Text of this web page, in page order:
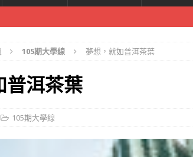
105期大學線 夢想，就如普洱茶葉
普洱茶葉
105期大學線